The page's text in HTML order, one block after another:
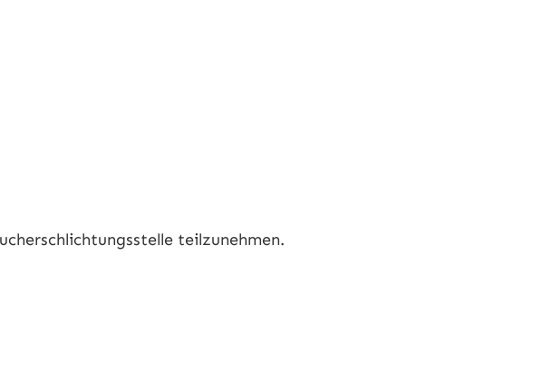
teilzunehmen.